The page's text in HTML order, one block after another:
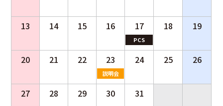
13 14 15 16 17
PCS
18 19
20 21 22 23
説明会
24 25 26
27 28 29 30 31